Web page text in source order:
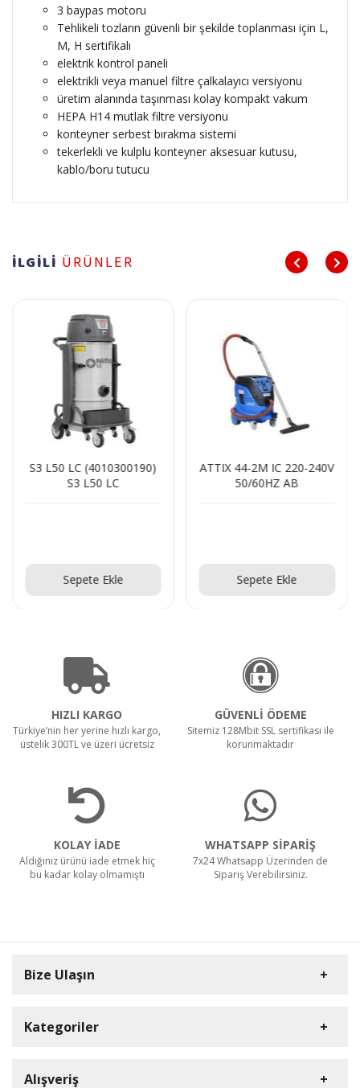
3 baypas motoru
Tehlikeli tozların güvenli bir şekilde toplanması için L,
M, H sertifikalı
elektrik kontrol paneli
elektrikli veya manuel filtre çalkalayıcı versiyonu
üretim alanında taşınması kolay kompakt vakum
HEPA H14 mutlak filtre versiyonu
konteyner serbest bırakma sistemi
tekerlekli ve kulplu konteyner aksesuar kutusu,
kablo/boru tutucu
İLGİLİ ÜRÜNLER
S3 L50 LC (4010300190)
S3 L50 LC
Sepete Ekle
ATTIX 44-2M IC 220-240V
50/60HZ AB
Sepete Ekle
HIZLI KARGO
Türkiye’nin her yerine hızlı kargo,
üstelik 300TL ve üzeri ücretsiz
GÜVENLİ ÖDEME
Sitemiz 128Mbit SSL sertifikası ile
korunmaktadır
KOLAY İADE
Aldığınız ürünü iade etmek hiç
bu kadar kolay olmamıştı
WHATSAPP SİPARİŞ
7x24 Whatsapp Üzerinden de
Sipariş Verebilirsiniz.
Bize Ulaşın
Kategoriler
Alışveriş